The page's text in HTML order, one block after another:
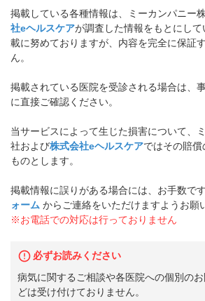
掲載している各種情報は、ミーカンパニー
社eヘルスケアが調査した情報をもとにし
載に努めておりますが、内容を完全に保証
ん。
掲載されている医院を受診される場合は、
に直接ご確認ください。
当サービスによって生じた損害について、
社および株式会社eヘルスケアではその賠
ものとします。
掲載情報に誤りがある場合には、お手数です
ォーム からご連絡をいただけますようお願
※お電話での対応は行っておりません
必ずお読みください
病気に関するご相談や各医院への個別の
どは受け付けておりません。